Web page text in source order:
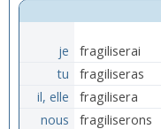
je
fragiliserai
tu
fragiliseras
il, elle
fragilisera
nous
fragiliserons